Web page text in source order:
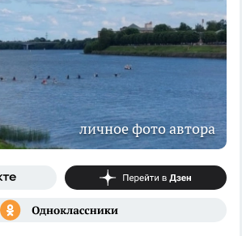
личное фото автора